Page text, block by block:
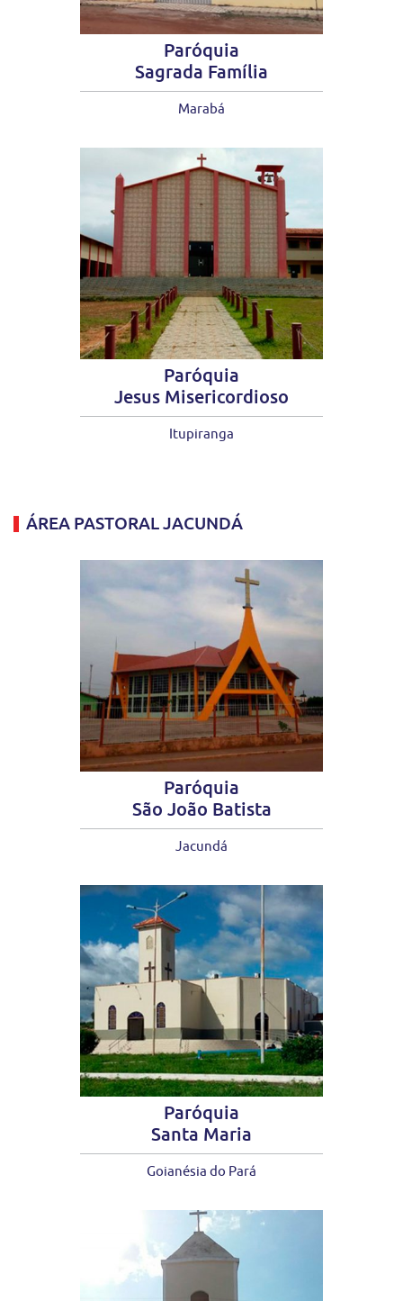
Paróquia
Sagrada Família
Marabá
Paróquia
Jesus Misericordioso
Itupiranga
ÁREA PASTORAL JACUNDÁ
Paróquia
São João Batista
Jacundá
Paróquia
Santa Maria
Goianésia do Pará